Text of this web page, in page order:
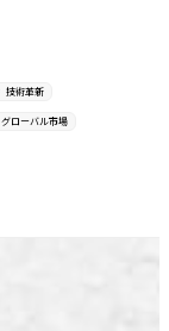
技術革新
グローバル市場